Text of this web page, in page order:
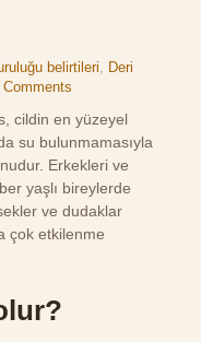
belirtileri, Deri
Comments
cildin en yüzeyel
su bulunmamasıyla
Erkekleri ve
yaşlı bireylerde
ve dudaklar
çok etkilenme